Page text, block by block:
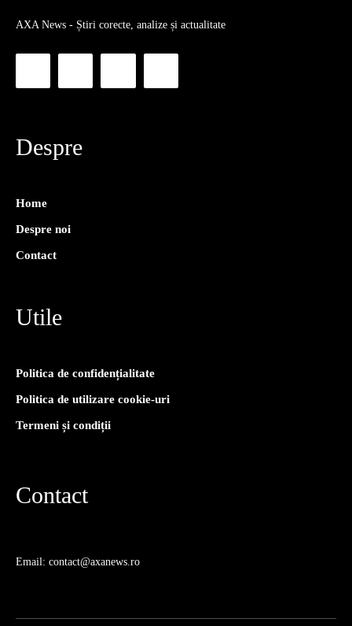
AXA News - Știri corecte, analize și actualitate
Despre
Home
Despre noi
Contact
Utile
Politica de confidențialitate
Politica de utilizare cookie-uri
Termeni și condiții
Contact
Email: contact@axanews.ro